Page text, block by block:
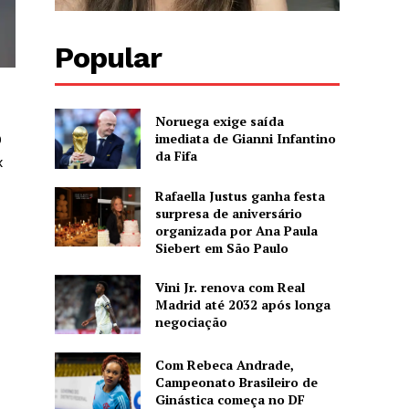
Popular
Noruega exige saída
imediata de Gianni Infantino
da Fifa
Rafaella Justus ganha festa
surpresa de aniversário
organizada por Ana Paula
Siebert em São Paulo
Vini Jr. renova com Real
Madrid até 2032 após longa
negociação
Com Rebeca Andrade,
Campeonato Brasileiro de
Ginástica começa no DF